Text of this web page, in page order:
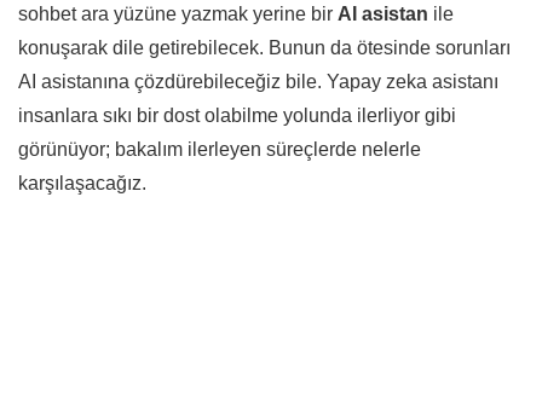
sohbet ara yüzüne yazmak yerine bir AI asistan ile
konuşarak dile getirebilecek. Bunun da ötesinde sorunları
AI asistanına çözdürebileceğiz bile. Yapay zeka asistanı
insanlara sıkı bir dost olabilme yolunda ilerliyor gibi
görünüyor; bakalım ilerleyen süreçlerde nelerle
karşılaşacağız.